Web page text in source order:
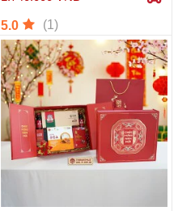
5.0 (1)